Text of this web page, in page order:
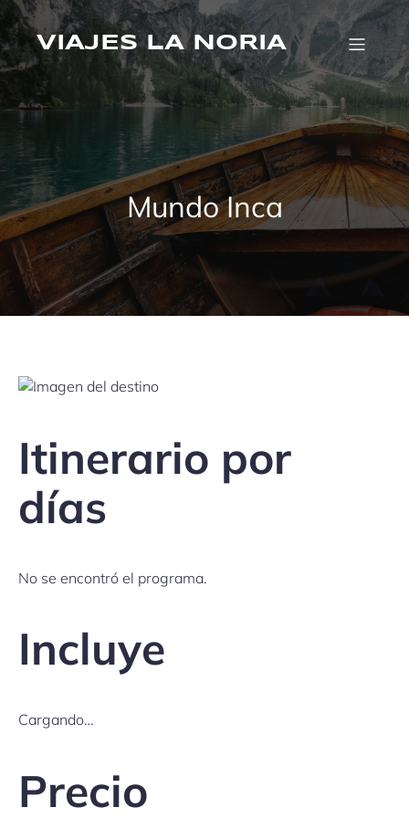
Saltar
al
contenidoVIAJES LA NORIA
Mundo Inca
Itinerario por
días
No se encontró el programa.
Incluye
Cargando…
Precio